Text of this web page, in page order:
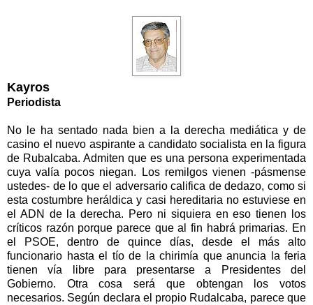
Kayros
Periodista
No le ha sentado nada bien a la derecha mediática y de
casino el nuevo aspirante a candidato socialista en la figura
de Rubalcaba. Admiten que es una persona experimentada
cuya valía pocos niegan. Los remilgos vienen -pásmense
ustedes- de lo que el adversario califica de dedazo, como si
esta costumbre heráldica y casi hereditaria no estuviese en
el ADN de la derecha. Pero ni siquiera en eso tienen los
críticos razón porque parece que al fin habrá primarias. En
el PSOE, dentro de quince días, desde el más alto
funcionario hasta el tío de la chirimía que anuncia la feria
tienen vía libre para presentarse a Presidentes del
Gobierno. Otra cosa será que obtengan los votos
necesarios. Según declara el propio Rudalcaba, parece que